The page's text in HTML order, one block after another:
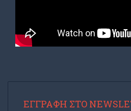
ΕΓΓΡΑΦΉ ΣΤΟ